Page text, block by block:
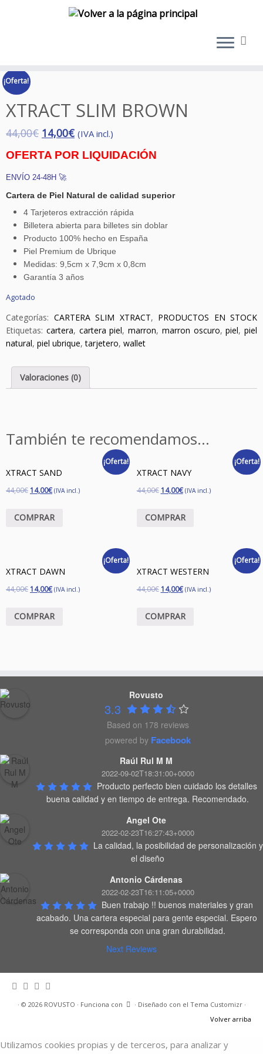
al
contenido
¡Oferta!
XTRACT SLIM BROWN
44,00€ 14,00€ (IVA incl.)
OFERTA POR LIQUIDACIÓN
ENVÍO 24-48H 🚀
Cartera de Piel Natural de calidad superior
4 Tarjeteros extracción rápida
Billetera abierta para billetes sin doblar
Producto 100% hecho en España
Piel Premium de Ubrique
Medidas: 9,5cm x 7,9cm x 0,8cm
Garantía 3 años
Agotado
Categorías: CARTERA SLIM XTRACT, PRODUCTOS EN STOCK
Etiquetas: cartera, cartera piel, marron, marron oscuro,piel, piel
natural, piel ubrique,tarjetero, wallet
Valoraciones (0)
También te recomendamos…
¡Oferta!
XTRACT SAND
44,00€ 14,00€ (IVA incl.)
COMPRAR
¡Oferta!
XTRACT NAVY
44,00€ 14,00€ (IVA incl.)
COMPRAR
¡Oferta!
XTRACT DAWN
44,00€ 14,00€ (IVA incl.)
COMPRAR
¡Oferta!
XTRACT WESTERN
44,00€ 14,00€ (IVA incl.)
COMPRAR
Rovusto
3.3
Based on 178 reviews
powered by Facebook
Raúl Rul M M
2022-09-02T18:31:00+0000
Producto perfecto bien cuidado los detalles
buena calidad y en tiempo de entrega. Recomendado.
Angel Ote
2022-02-23T16:27:43+0000
La calidad, la posibilidad de personalización y
el diseño
Antonio Cárdenas
2022-02-23T16:11:05+0000
Buen trabajo !! buenos materiales y gran
acabado. Una cartera especial para gente especial. Espero
se corresponda con una gran durabilidad.
Next Reviews
· © 2026 ROVUSTO · Funciona con · Diseñado con el Tema Customizr·
Volver arriba
Utilizamos cookies propias y de terceros, para analizar y